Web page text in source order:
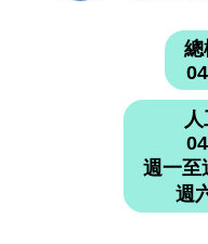
總
週一至
週